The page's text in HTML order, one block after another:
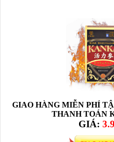
GIAO HÀNG MIỄN PHÍ
THANH TOÁN
GIÁ: